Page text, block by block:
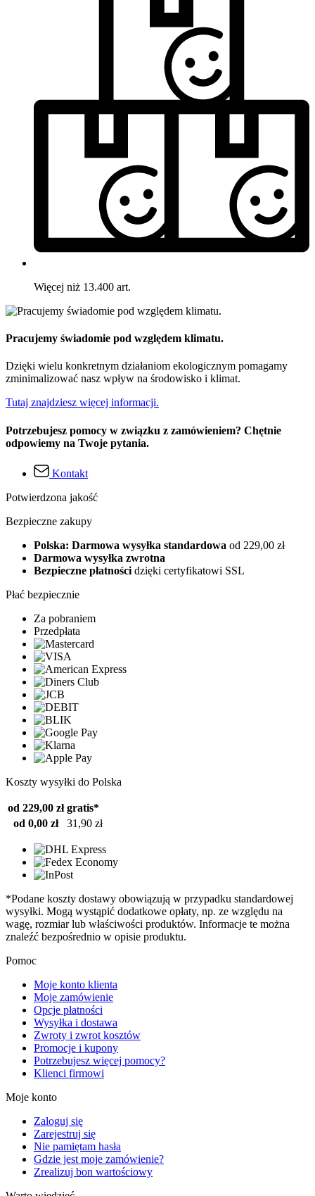
Więcej niż 13.400 art.
Pracujemy świadomie pod względem klimatu.
Dzięki wielu konkretnym działaniom ekologicznym pomagamy
zminimalizować nasz wpływ na środowisko i klimat.
Tutaj znajdziesz więcej informacji.
Potrzebujesz pomocy w związku z zamówieniem? Chętnie
odpowiemy na Twoje pytania.
Kontakt
Potwierdzona jakość
Bezpieczne zakupy
Polska: Darmowa wysyłka standardowa od 229,00 zł
Darmowa wysyłka zwrotna
Bezpieczne płatności dzięki certyfikatowi SSL
Płać bezpiecznie
Za pobraniem
Przedpłata
Koszty wysyłki do Polska
od 229,00 zł gratis*
od 0,00 zł
31,90 zł
*Podane koszty dostawy obowiązują w przypadku standardowej
wysyłki. Mogą wystąpić dodatkowe opłaty, np. ze względu na
wagę, rozmiar lub właściwości produktów. Informacje te można
znaleźć bezpośrednio w opisie produktu.
Pomoc
Moje konto klienta
Moje zamówienie
Opcje płatności
Wysyłka i dostawa
Zwroty i zwrot kosztów
Promocje i kupony
Potrzebujesz więcej pomocy?
Klienci firmowi
Moje konto
Zaloguj się
Zarejestruj się
Nie pamiętam hasła
Gdzie jest moje zamówienie?
Zrealizuj bon wartościowy